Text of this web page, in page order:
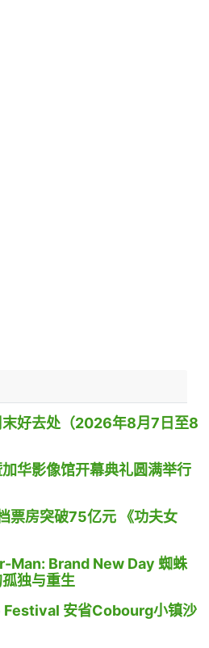
末好去处（2026年8月7日至8
华影像馆开幕典礼圆满举行
票房突破75亿元 《功夫女
Man: Brand New Day 蜘蛛
独与重生
安省Cobourg小镇沙